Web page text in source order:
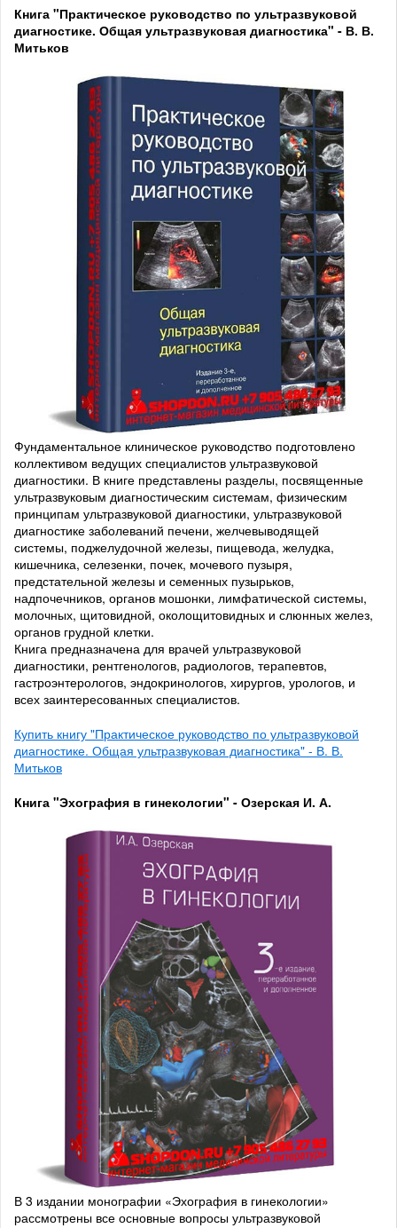
Книга "Практическое руководство по ультразвуковой
диагностике. Общая ультразвуковая диагностика" - В. В.
Митьков
Фундаментальное клиническое руководство подготовлено
коллективом ведущих специалистов ультразвуковой
диагностики. В книге представлены разделы, посвященные
ультразвуковым диагностическим системам, физическим
принципам ультразвуковой диагностики, ультразвуковой
диагностике заболеваний печени, желчевыводящей
системы, поджелудочной железы, пищевода, желудка,
кишечника, селезенки, почек, мочевого пузыря,
предстательной железы и семенных пузырьков,
надпочечников, органов мошонки, лимфатической системы,
молочных, щитовидной, околощитовидных и слюнных желез,
органов грудной клетки.
Книга предназначена для врачей ультразвуковой
диагностики, рентгенологов, радиологов, терапевтов,
гастроэнтерологов, эндокринологов, хирургов, урологов, и
всех заинтересованных специалистов.
Купить книгу "Практическое руководство по ультразвуковой
диагностике. Общая ультразвуковая диагностика" - В. В.
Митьков
Книга "Эхография в гинекологии" - Озерская И. А.
В 3 издании монографии «Эхография в гинекологии»
рассмотрены все основные вопросы ультразвуковой